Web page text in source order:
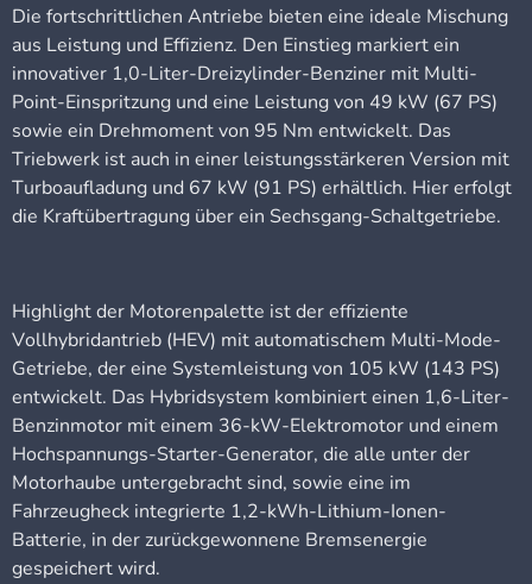
Die fortschrittlichen Antriebe bieten eine ideale Mischung
aus Leistung und Effizienz. Den Einstieg markiert ein
innovativer 1,0-Liter-Dreizylinder-Benziner mit Multi-
Point-Einspritzung und eine Leistung von 49 kW (67 PS)
sowie ein Drehmoment von 95 Nm entwickelt. Das
Triebwerk ist auch in einer leistungsstärkeren Version mit
Turboaufladung und 67 kW (91 PS) erhältlich. Hier erfolgt
die Kraftübertragung über ein Sechsgang-Schaltgetriebe.
Highlight der Motorenpalette ist der effiziente
Vollhybridantrieb (HEV) mit automatischem Multi-Mode-
Getriebe, der eine Systemleistung von 105 kW (143 PS)
entwickelt. Das Hybridsystem kombiniert einen 1,6-Liter-
Benzinmotor mit einem 36-kW-Elektromotor und einem
Hochspannungs-Starter-Generator, die alle unter der
Motorhaube untergebracht sind, sowie eine im
Fahrzeugheck integrierte 1,2-kWh-Lithium-Ionen-
Batterie, in der zurückgewonnene Bremsenergie
gespeichert wird.